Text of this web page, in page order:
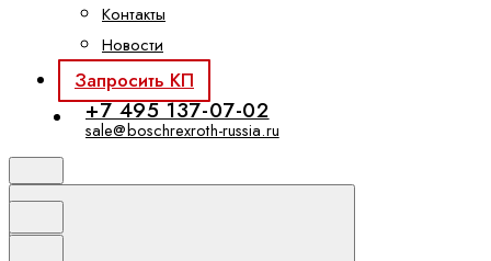
Контакты
Новости
Запросить КП
+7 495 137-07-02
sale@boschrexroth-russia.ru